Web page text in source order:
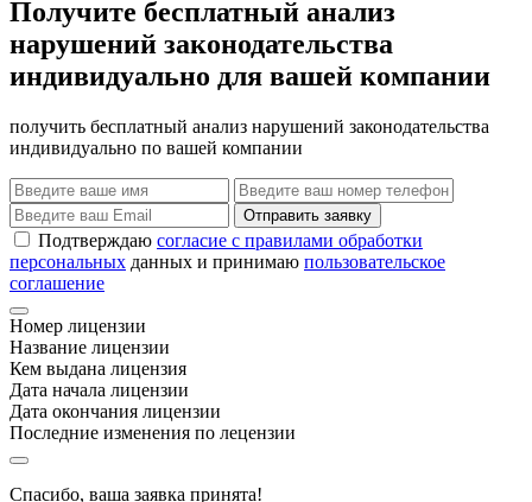
Получите бесплатный анализ
нарушений законодательства
индивидуально для вашей компании
получить бесплатный анализ нарушений законодательства
индивидуально по вашей компании
Отправить заявку
Подтверждаю согласие с правилами обработки
персональных данных и принимаю пользовательское
соглашение
Номер лицензии
Название лицензии
Кем выдана лицензия
Дата начала лицензии
Дата окончания лицензии
Последние изменения по лецензии
Спасибо, ваша заявка принята!